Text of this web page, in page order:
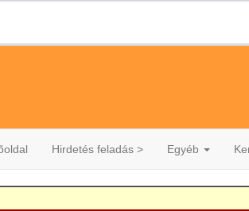
Hirdetés feladás > Egyéb